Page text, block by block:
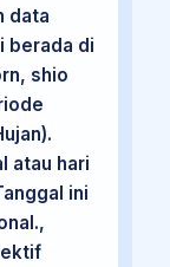
data
berada di
shio
atau hari
ini